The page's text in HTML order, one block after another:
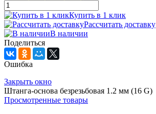
Купить в 1 клик
Рассчитать доставку
В наличии
Поделиться
Ошибка
Закрыть окно
Штанга-основа безрезьбовая 1.2 мм (16 G)
Просмотренные товары